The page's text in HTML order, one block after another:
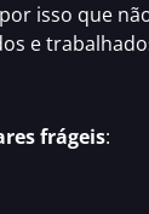
isso que
e
frágeis: